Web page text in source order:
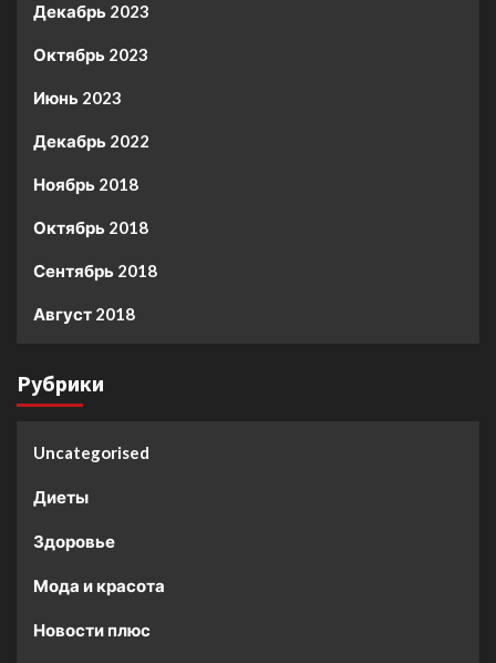
Декабрь 2023
Октябрь 2023
Июнь 2023
Декабрь 2022
Ноябрь 2018
Октябрь 2018
Сентябрь 2018
Август 2018
Рубрики
Uncategorised
Диеты
Здоровье
Мода и красота
Новости плюс